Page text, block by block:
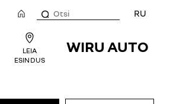
LEIA
ESINDUS
WIRU AUTO
RU